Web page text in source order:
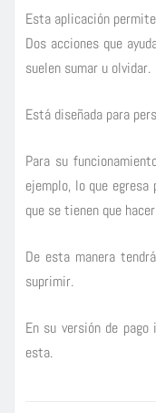
Esta aplicación
Dos acciones que
suelen sumar u olvidar.
Está diseñada para
Para su
ejemplo, lo que
que se tienen que
De esta manera
suprimir.
En su versión de
esta.